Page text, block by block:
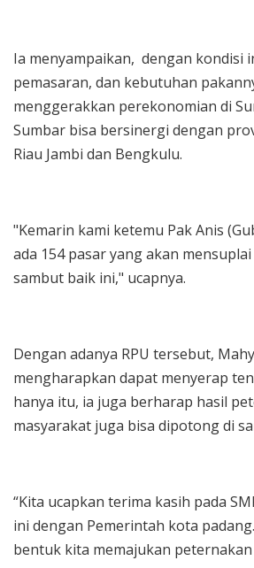
Ia menyampaikan, dengan kondisi
pemasaran, dan kebutuhan
menggerakkan perekonomian di
Sumbar bisa bersinergi dengan
Riau Jambi dan Bengkulu.
"Kemarin kami ketemu Pak Anis
ada 154 pasar yang akan
sambut baik ini," ucapnya.
Dengan adanya RPU tersebut,
mengharapkan dapat menyerap
hanya itu, ia juga berharap hasil
masyarakat juga bisa dipotong di
“Kita ucapkan terima kasih pada
ini dengan Pemerintah kota
bentuk kita memajukan